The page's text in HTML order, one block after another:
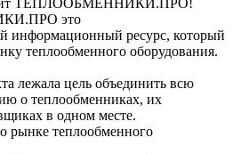
это
информационный ресурс, который
теплообменного оборудования.
лежала цель объединить всю
о теплообменниках, их
в одном месте.
рынке теплообменного